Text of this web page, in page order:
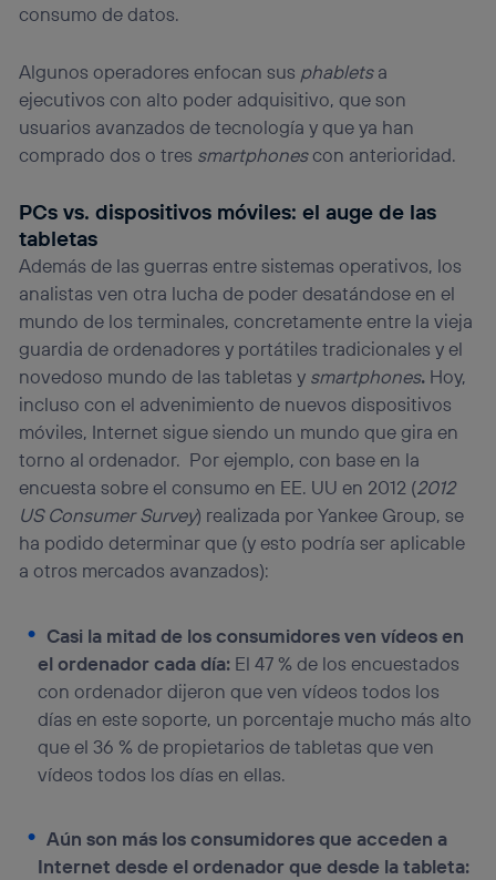
consumo de datos.
Algunos operadores enfocan sus phabletsa
ejecutivos con alto poder adquisitivo, que son
usuarios avanzados de tecnología y que ya han
comprado dos o tres smartphonescon anterioridad.
PCs vs. dispositivos móviles: el auge de las
tabletas
Además de las guerras entre sistemas operativos, los
analistas ven otra lucha de poder desatándose en el
mundo de los terminales, concretamente entre la vieja
guardia de ordenadores y portátiles tradicionales y el
novedoso mundo de las tabletas y smartphones. Hoy,
incluso con el advenimiento de nuevos dispositivos
móviles, Internet sigue siendo un mundo que gira en
torno al ordenador. Por ejemplo, con base en la
encuesta sobre el consumo en EE. UU en 2012 (2012
US Consumer Survey) realizada por Yankee Group, se
ha podido determinar que (y esto podría ser aplicable
a otros mercados avanzados):
Casi la mitad de los consumidores ven vídeos en
el ordenador cada día: El 47 % de los encuestados
con ordenador dijeron que ven vídeos todos los
días en este soporte, un porcentaje mucho más alto
que el 36 % de propietarios de tabletas que ven
vídeos todos los días en ellas.
Aún son más los consumidores que acceden a
Internet desde el ordenador que desde la tableta: